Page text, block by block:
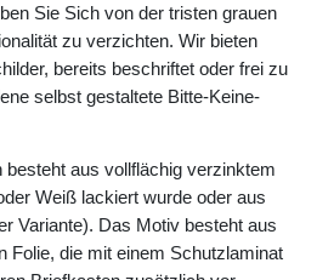
Sie Sich von der tristen grauen
zu verzichten. Wir bieten
bereits beschriftet oder frei zu
selbst gestaltete Bitte-Keine-
besteht aus vollflächig verzinktem
Weiß lackiert wurde oder aus
Variante). Das Motiv besteht aus
Folie, die mit einem Schutzlaminat